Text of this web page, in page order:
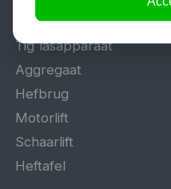
Lasapparaat
Tig lasapparaat
Aggregaat
Hefbrug
Motorlift
Schaarlift
Heftafel